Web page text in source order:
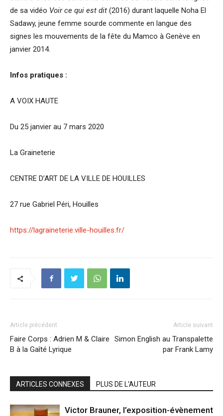
de sa vidéo Voir ce qui est dit (2016) durant laquelle Noha El
Sadawy, jeune femme sourde commente en langue des
signes les mouvements de la fête du Mamco à Genève en
janvier 2014.
Infos pratiques :
A VOIX HAUTE
Du 25 janvier au 7 mars 2020
La Graineterie
CENTRE D’ART DE LA VILLE DE HOUILLES
27 rue Gabriel Péri, Houilles
https://lagraineterie.ville-houilles.fr/
Article précédent
Faire Corps : Adrien M & Claire
B à la Gaîté Lyrique
Article suivant
Simon English au Transpalette
par Frank Lamy
ARTICLES CONNEXES PLUS DE L'AUTEUR
Victor Brauner, l’exposition-évènement